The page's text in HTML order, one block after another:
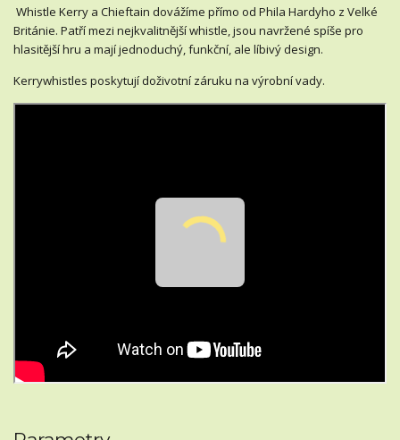
Whistle Kerry a Chieftain dovážíme přímo od Phila Hardyho z Velké
Británie. Patří mezi nejkvalitnější whistle, jsou navržené spíše pro
hlasitější hru a mají jednoduchý, funkční, ale líbivý design.
Kerrywhistles poskytují doživotní záruku na výrobní vady.